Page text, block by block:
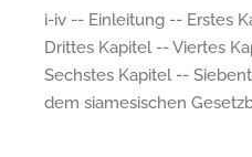
i-iv -- Einleitung -- Erstes
Drittes Kapitel -- Viertes
Sechstes Kapitel --
dem siamesischen